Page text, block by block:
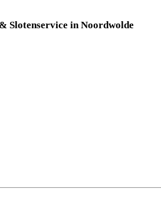
Slotenservice in Noordwolde